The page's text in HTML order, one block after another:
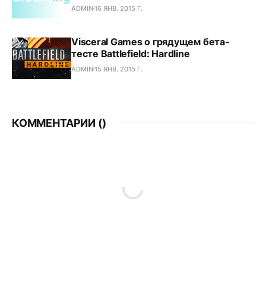
ADMIN16 ЯНВ. 2015 Г.
Visceral Games о грядущем бета-
тесте Battlefield: Hardline
ADMIN15 ЯНВ. 2015 Г.
КОММЕНТАРИИ ()